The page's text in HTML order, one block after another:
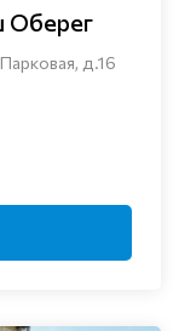
Оберег
д.16